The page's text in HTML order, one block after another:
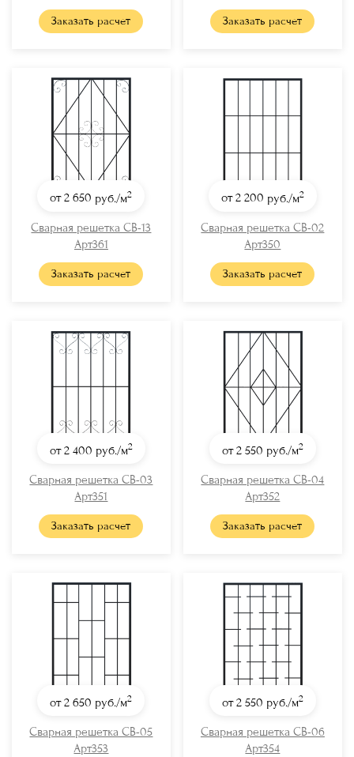
Заказать расчет Заказать расчет
от 2 650 руб./м2
Сварная решетка СВ-13
Арт361
Заказать расчет
от 2 200 руб./м2
Сварная решетка СВ-02
Арт350
Заказать расчет
от 2 400 руб./м2
Сварная решетка СВ-03
Арт351
Заказать расчет
от 2 550 руб./м2
Сварная решетка СВ-04
Арт352
Заказать расчет
от 2 650 руб./м2
Сварная решетка СВ-05
Арт353
от 2 550 руб./м2
Сварная решетка СВ-06
Арт354